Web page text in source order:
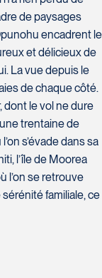
de paysages
encadrent le
et délicieux de
La vue depuis le
de chaque côté.
dont le vol ne dure
trentaine de
s’évade dans sa
l’île de Moorea
l’on se retrouve
familiale, ce
SOUMETTRE